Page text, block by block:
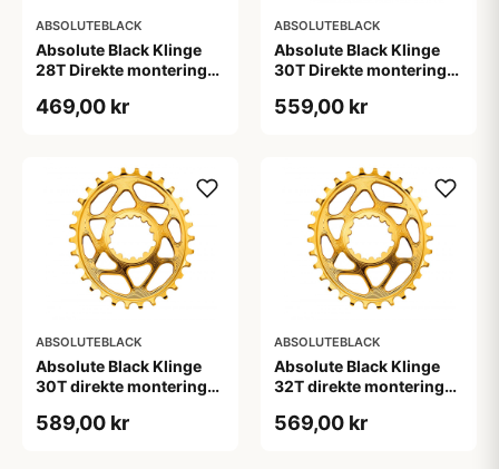
ABSOLUTEBLACK
Absolute Black Klinge
28T Direkte montering
469,00 kr
ABSOLUTEBLACK
Absolute Black Klinge
30T Direkte montering
Rød
559,00 kr
ABSOLUTEBLACK
Absolute Black Klinge
30T direkte montering
589,00 kr
ABSOLUTEBLACK
Absolute Black Klinge
32T direkte montering
569,00 kr